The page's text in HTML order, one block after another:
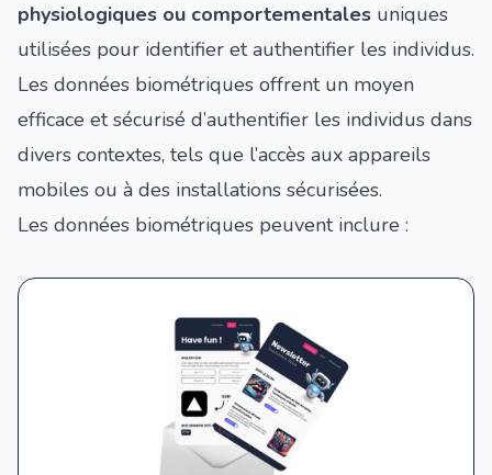
physiologiques ou comportementales uniques
utilisées pour identifier et authentifier les individus.
Les données biométriques offrent un moyen
efficace et sécurisé d’authentifier les individus dans
divers contextes, tels que l’accès aux appareils
mobiles ou à des installations sécurisées.
Les données biométriques peuvent inclure :